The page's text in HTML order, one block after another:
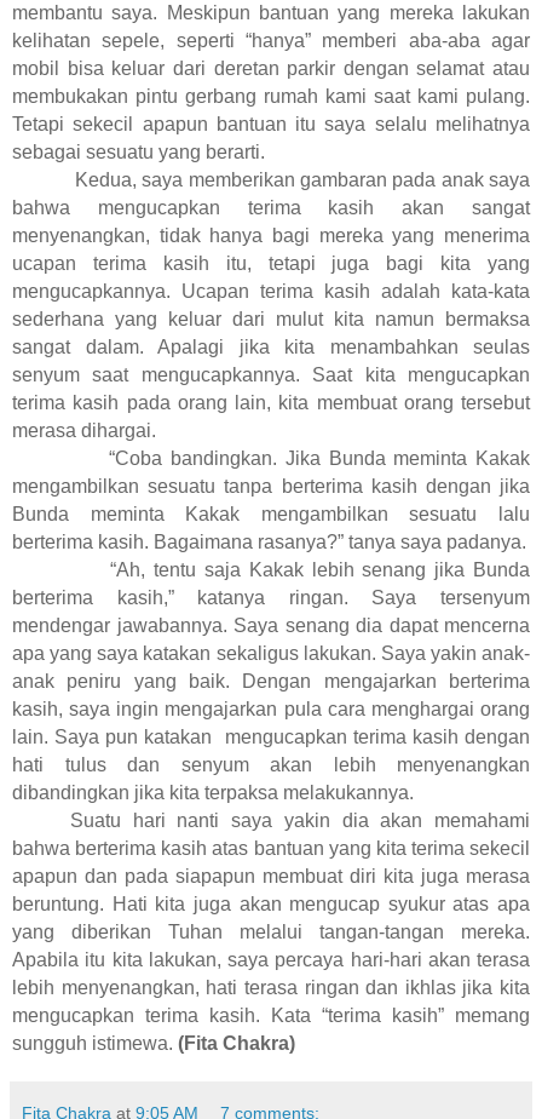
membantu saya. Meskipun bantuan yang mereka lakukan
kelihatan sepele, seperti “hanya” memberi aba-aba agar
mobil bisa keluar dari deretan parkir dengan selamat atau
membukakan pintu gerbang rumah kami saat kami pulang.
Tetapi sekecil apapun bantuan itu saya selalu melihatnya
sebagai sesuatu yang berarti.
Kedua, saya memberikan gambaran pada anak saya
bahwa mengucapkan terima kasih akan sangat
menyenangkan, tidak hanya bagi mereka yang menerima
ucapan terima kasih itu, tetapi juga bagi kita yang
mengucapkannya. Ucapan terima kasih adalah kata-kata
sederhana yang keluar dari mulut kita namun bermaksa
sangat dalam. Apalagi jika kita menambahkan seulas
senyum saat mengucapkannya. Saat kita mengucapkan
terima kasih pada orang lain, kita membuat orang tersebut
merasa dihargai.
“Coba bandingkan. Jika Bunda meminta Kakak
mengambilkan sesuatu tanpa berterima kasih dengan jika
Bunda meminta Kakak mengambilkan sesuatu lalu
berterima kasih. Bagaimana rasanya?” tanya saya padanya.
“Ah, tentu saja Kakak lebih senang jika Bunda
berterima kasih,” katanya ringan. Saya tersenyum
mendengar jawabannya. Saya senang dia dapat mencerna
apa yang saya katakan sekaligus lakukan. Saya yakin anak-
anak peniru yang baik. Dengan mengajarkan berterima
kasih, saya ingin mengajarkan pula cara menghargai orang
lain. Saya pun katakan mengucapkan terima kasih dengan
hati tulus dan senyum akan lebih menyenangkan
dibandingkan jika kita terpaksa melakukannya.
Suatu hari nanti saya yakin dia akan memahami
bahwa berterima kasih atas bantuan yang kita terima sekecil
apapun dan pada siapapun membuat diri kita juga merasa
beruntung. Hati kita juga akan mengucap syukur atas apa
yang diberikan Tuhan melalui tangan-tangan mereka.
Apabila itu kita lakukan, saya percaya hari-hari akan terasa
lebih menyenangkan, hati terasa ringan dan ikhlas jika kita
mengucapkan terima kasih. Kata “terima kasih” memang
sungguh istimewa. (Fita Chakra)
Fita Chakra at 9:05 AM 7 comments: